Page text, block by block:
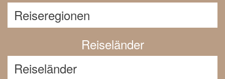
Reiseländer